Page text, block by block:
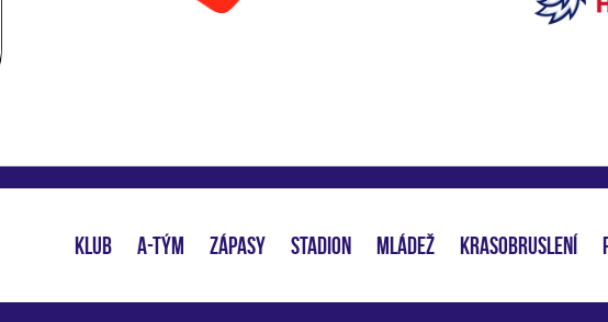
KLUB A-TÝM ZÁPASY STADION MLÁDEŽ KRASOBRUSLENÍ